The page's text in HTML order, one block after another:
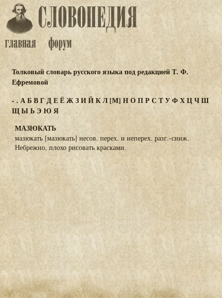
Толковый словарь русского языка под редакцией Т. Ф.
Ефремовой
- . АБВГДЕЁЖЗИЙКЛ[М] НОПРС ТУФХЦЧШ
ЩЫЬЭ ЮЯ
МАЗЮКАТЬ
мазюкать [мазюкать] несов. перех. и неперех. разг.-сниж.
Небрежно, плохо рисовать красками.